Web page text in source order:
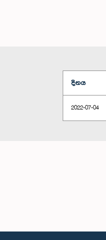
දිනය
2022-07-04